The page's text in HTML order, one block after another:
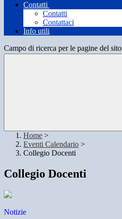
Contatti
Contatti
Contattaci
Info utili
Campo di ricerca per le pagine del sito
Home >
Eventi Calendario >
Collegio Docenti
Collegio Docenti
Notizie